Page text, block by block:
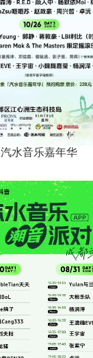
汽水音乐嘉年华